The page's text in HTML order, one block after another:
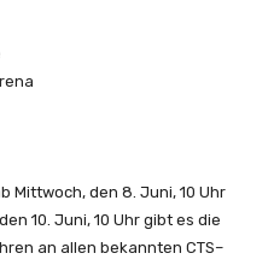
Mittwoch, den 8. Juni, 10 Uhr
10. Juni, 10 Uhr gibt es die
an allen bekannten CTS–